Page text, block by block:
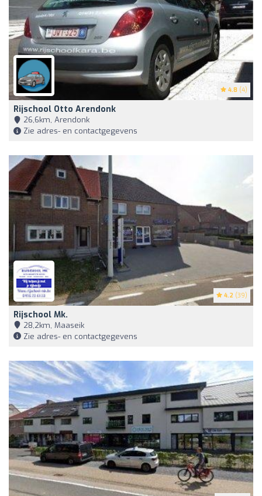
4.8 (4)
Rijschool Otto Arendonk
26,6km, Arendonk
Zie adres- en contactgegevens
4.2 (39)
Rijschool Mk.
28,2km, Maaseik
Zie adres- en contactgegevens